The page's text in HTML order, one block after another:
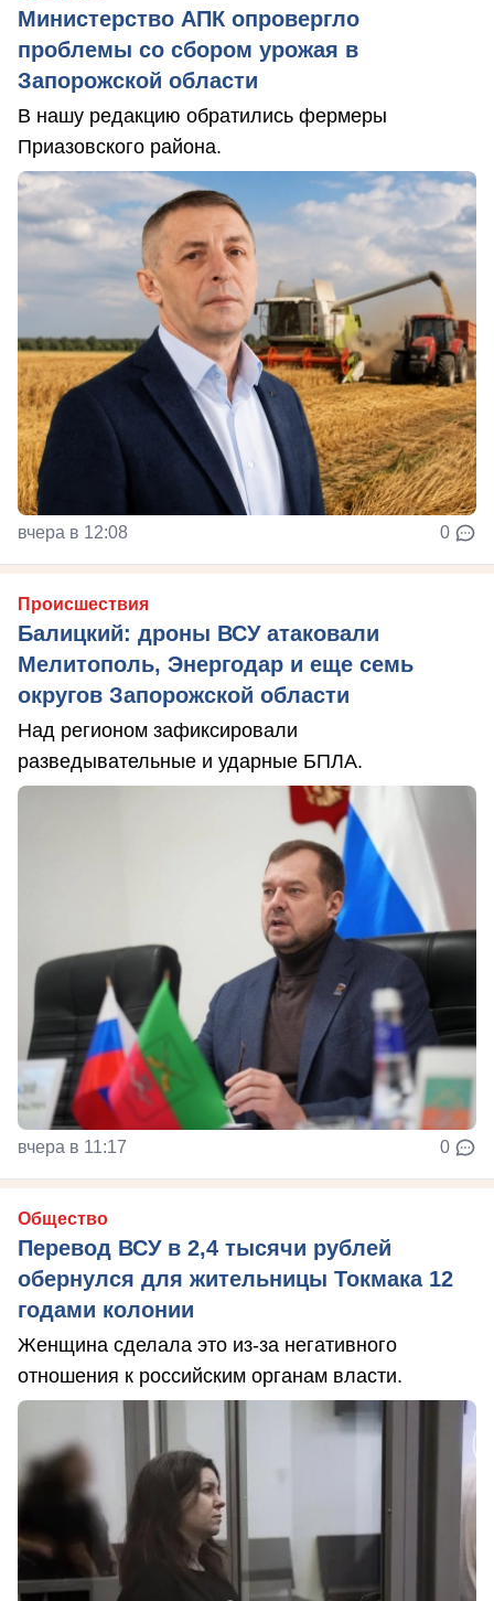
Министерство АПК опровергло
проблемы со сбором урожая в
Запорожской области
В нашу редакцию обратились фермеры
Приазовского района.
вчера в 12:08 0
Происшествия
Балицкий: дроны ВСУ атаковали
Мелитополь, Энергодар и еще семь
округов Запорожской области
Над регионом зафиксировали
разведывательные и ударные БПЛА.
вчера в 11:17 0
Общество
Перевод ВСУ в 2,4 тысячи рублей
обернулся для жительницы Токмака 12
годами колонии
Женщина сделала это из-за негативного
отношения к российским органам власти.